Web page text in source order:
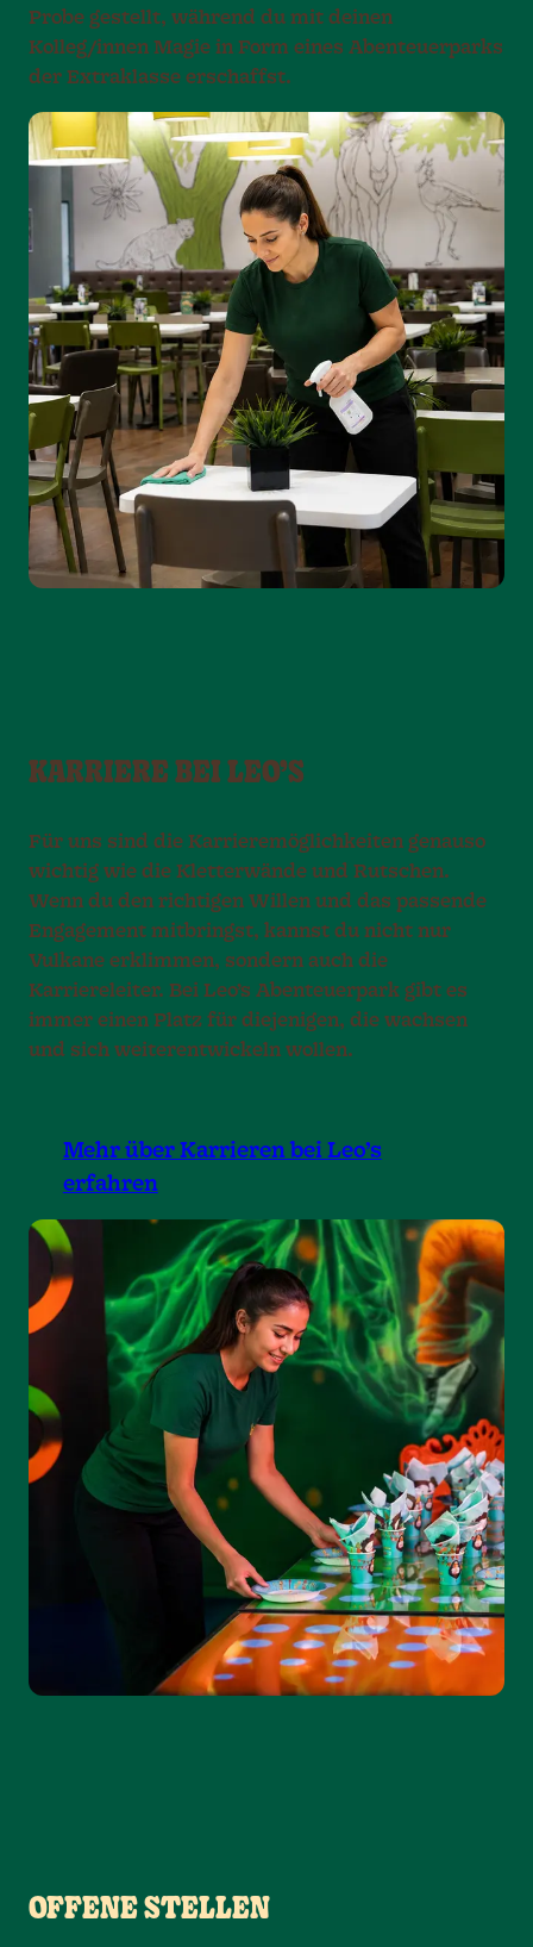
Probe gestellt, während du mit deinen
Kolleg/innen Magie in Form eines Abenteuerparks
der Extraklasse erschaffst.
KARRIERE BEI LEO’S
Für uns sind die Karrieremöglichkeiten genauso
wichtig wie die Kletterwände und Rutschen.
Wenn du den richtigen Willen und das passende
Engagement mitbringst, kannst du nicht nur
Vulkane erklimmen, sondern auch die
Karriereleiter. Bei Leo’s Abenteuerpark gibt es
immer einen Platz für diejenigen, die wachsen
und sich weiterentwickeln wollen.
Mehr über Karrieren bei Leo’s
erfahren
OFFENE STELLEN